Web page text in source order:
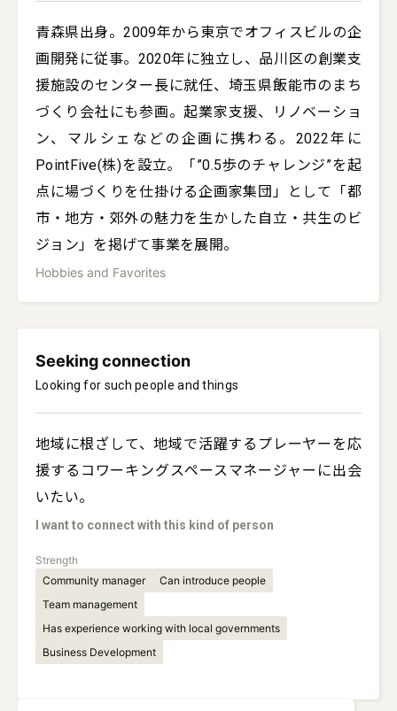
青森県出身。2009年から東京でオフィスビルの企
画開発に従事。2020年に独立し、品川区の創業支
援施設のセンター長に就任、埼玉県飯能市のまち
づくり会社にも参画。起業家支援、リノベーショ
ン、マルシェなどの企画に携わる。2022年に
PointFive(株)を設立。「”0.5歩のチャレンジ”を起
点に場づくりを仕掛ける企画家集団」として「都
市・地方・郊外の魅力を生かした自立・共生のビ
ジョン」を掲げて事業を展開。
Hobbies and Favorites
Seeking connection
Looking for such people and things
地域に根ざして、地域で活躍するプレーヤーを応
援するコワーキングスペースマネージャーに出会
いたい。
I want to connect with this kind of person
Strength
Community manager
Can introduce people
Team management
Has experience working with local governments
Business Development